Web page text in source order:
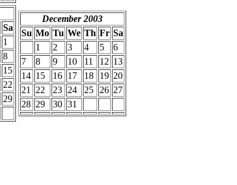
Sa
1
8
15
22
29
December 2003
Su Mo Tu We Th Fr Sa
1
2 3 4 5
6
7
8 9 10 11 12 13
14 15 16 17 18 19 20
21
22 23 24 25 26 27
28 29 30 31